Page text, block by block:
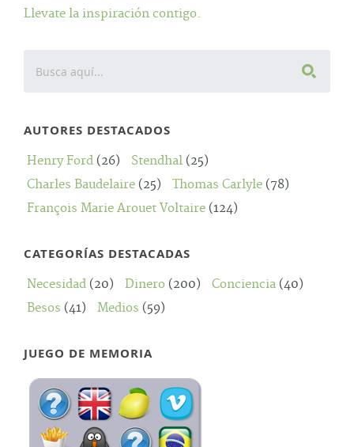
Llevate la inspiración contigo.
AUTORES DESTACADOS
Henry Ford (26) Stendhal (25)
Charles Baudelaire (25) Thomas Carlyle (78)
François Marie Arouet Voltaire (124)
CATEGORÍAS DESTACADAS
Necesidad (20) Dinero (200) Conciencia (40)
Besos (41) Medios (59)
JUEGO DE MEMORIA